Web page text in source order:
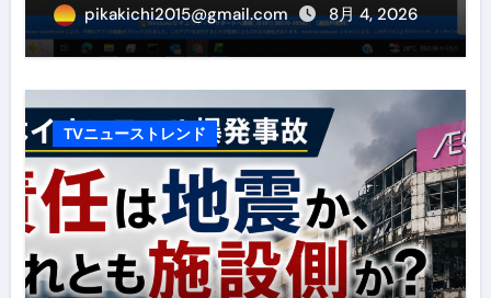
pikakichi2015@gmail.com 8月 4, 2026
TVニューストレンド